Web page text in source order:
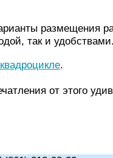
размещения
так и удобствами.
.
от этого